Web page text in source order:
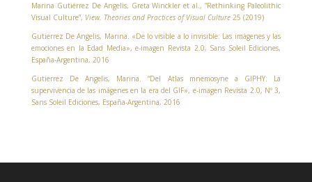
Marina Gutiérrez De Angelis, Greta Winckler et al., ”Rethinking Paleolithic
Visual Culture”, View. Theories and Practices of Visual Culture25 (2019)
Gutierrez De Angelis, Marina. «De lo visible a lo invisible: Las imágenes y las
emociones en la Edad Media», e-imagen Revista 2.0, Sans Soleil Ediciones,
España-Argentina, 2016
Gutierrez De Angelis, Marina. “Del Atlas mnemosyne a GIPHY: La
supervivencia de las imágenes en la era del GIF», e-imagen Revista 2.0, Nº 3,
Sans Soleil Ediciones, España-Argentina, 2016